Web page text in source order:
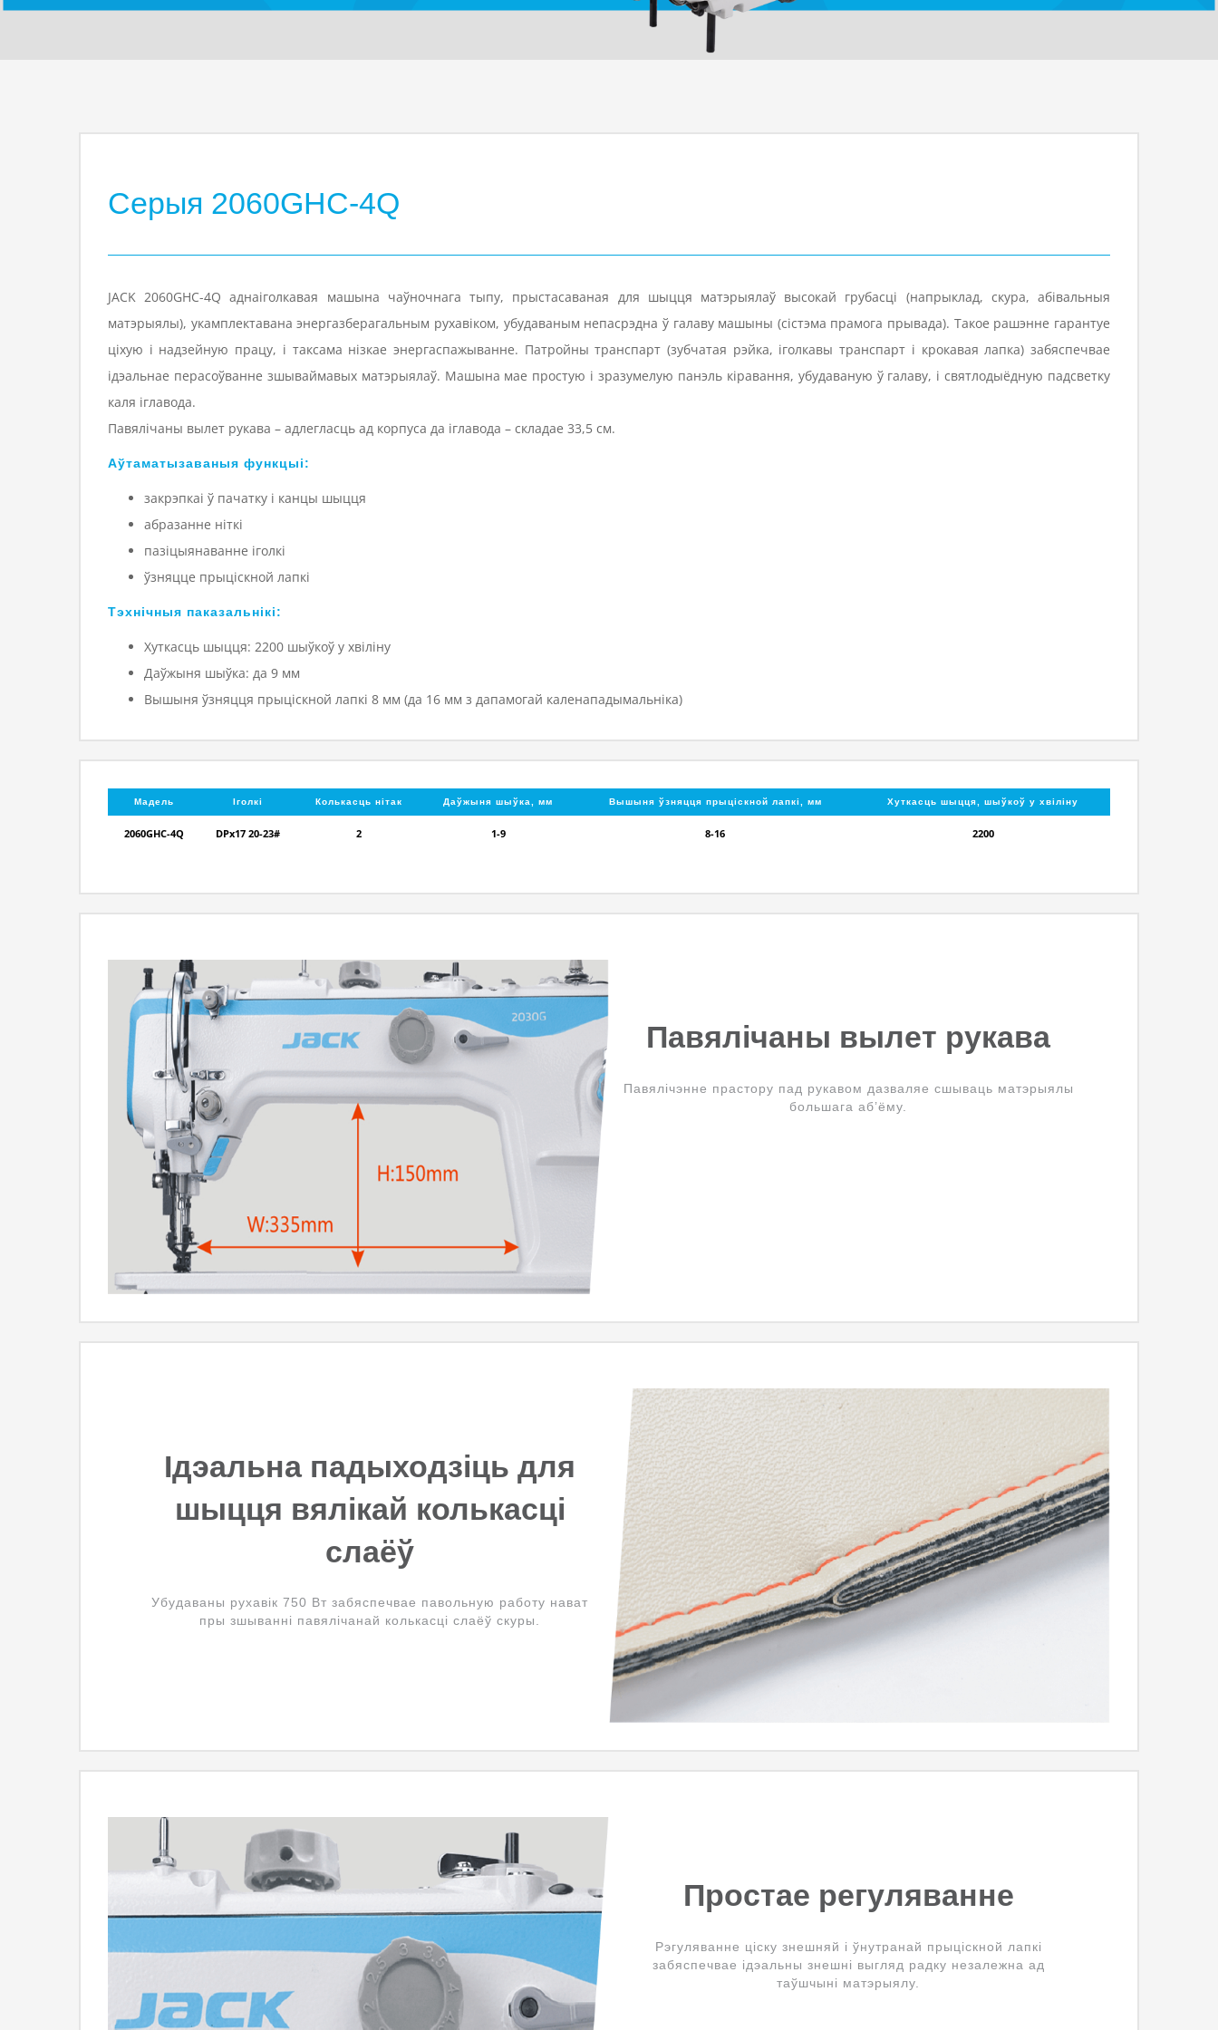
Серыя 2060GHC-4Q
JACK 2060GHC-4Q аднаіголкавая машына чаўночнага тыпу, прыстасаваная для шыцця матэрыялаў высокай грубасці (напрыклад, скура, абівальныя
матэрыялы), укамплектавана энергазберагальным рухавіком, убудаваным непасрэдна ў галаву машыны (сістэма прамога прывада). Такое рашэнне гарантуе
ціхую і надзейную працу, і таксама нізкае энергаспажыванне. Патройны транспарт (зубчатая рэйка, іголкавы транспарт і крокавая лапка) забяспечвае
ідэальнае перасоўванне зшываймавых матэрыялаў. Машына мае простую і зразумелую панэль кіравання, убудаваную ў галаву, і святлодыёдную падсветку
каля іглавода.
Павялічаны вылет рукава – адлегласць ад корпуса да іглавода – складае 33,5 см.
Аўтаматызаваныя функцыі:
закрэпкаі ў пачатку і канцы шыцця
абразанне ніткі
пазіцыянаванне іголкі
ўзняцце прыціскной лапкі
Тэхнічныя паказальнікі:
Хуткасць шыцця: 2200 шыўкоў у хвіліну
Даўжыня шыўка: да 9 мм
Вышыня ўзняцця прыціскной лапкі 8 мм (да 16 мм з дапамогай каленападымальніка)
Мадель Іголкі Колькасць нітак Даўжыня шыўка, мм Вышыня ўзняцця прыціскной лапкі, мм Хуткасць шыцця, шыўкоў у хвіліну
2060GHC-4Q DPx17 20-23# 2 1-9 8-16 2200
Павялічаны вылет рукава
Павялічэнне прастору пад рукавом дазваляе сшываць матэрыялы
большага аб’ёму.
Ідэальна падыходзіць для
шыцця вялікай колькасці
слаёў
Убудаваны рухавік 750 Вт забяспечвае павольную работу нават
пры зшыванні павялічанай колькасці слаёў скуры.
Простае регуляванне
Рэгуляванне ціску знешняй і ўнутранай прыціскной лапкі
забяспечвае ідэальны знешні выгляд радку незалежна ад
таўшчыні матэрыялу.